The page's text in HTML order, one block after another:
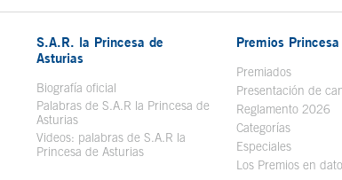
ventana nueva
S.A.R. la Princesa de
Asturias
Biografía oficial Se abre en ventana nueva
Palabras de S.A.R la Princesa de
Asturias
Videos: palabras de S.A.R la
Princesa de Asturias
Premios
Premiados
Presentación de
Reglamento 2026
Categorías
Especiales
Los Premios en